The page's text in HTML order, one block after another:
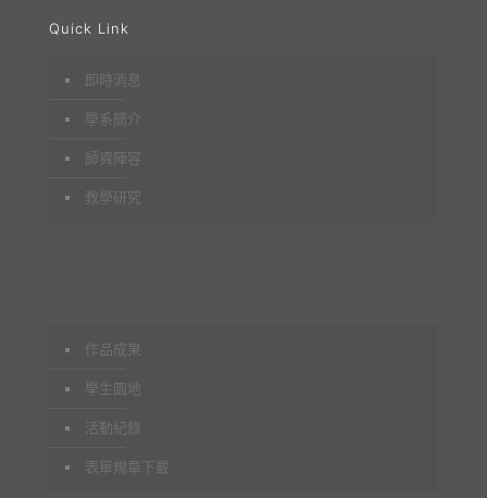
Quick Link
即時消息
學系簡介
師資陣容
教學研究
作品成果
學生園地
活動紀錄
表單規章下載